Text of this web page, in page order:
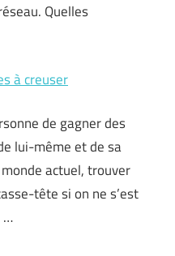
Quelles
à creuser
de gagner des
lui-même et de sa
actuel, trouver
tête si on ne s’est
…